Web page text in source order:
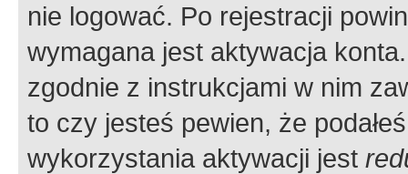
nie logować. Po rejestracji
wymagana jest aktywacja
zgodnie z instrukcjami w nim
to czy jesteś pewien, że
wykorzystania aktywacji jest